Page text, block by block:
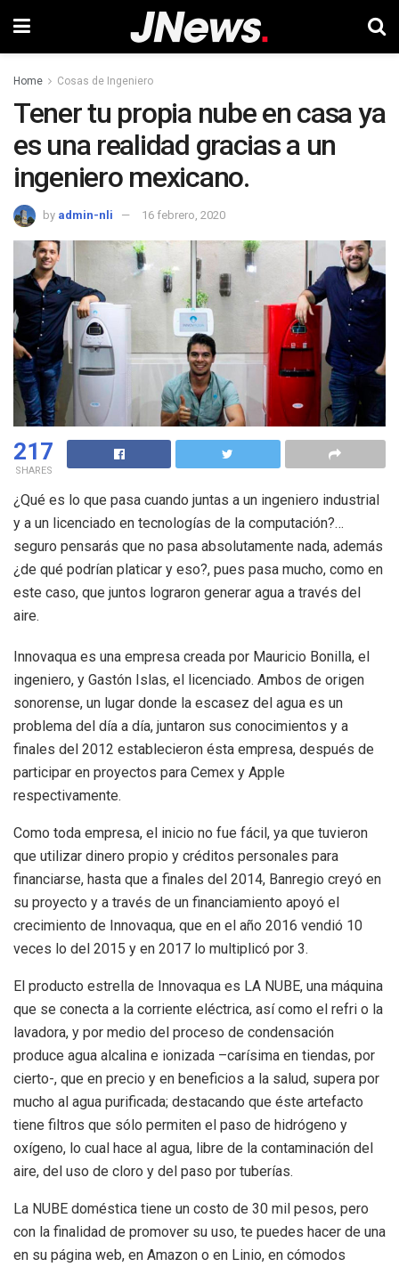
Home Cosas de Ingeniero
Tener tu propia nube en casa ya
es una realidad gracias a un
ingeniero mexicano.
by admin-nli 16 febrero, 2020
217
SHARES
¿Qué es lo que pasa cuando juntas a un ingeniero industrial
y a un licenciado en tecnologías de la computación?…
seguro pensarás que no pasa absolutamente nada, además
¿de qué podrían platicar y eso?, pues pasa mucho, como en
este caso, que juntos lograron generar agua a través del
aire.
Innovaqua es una empresa creada por Mauricio Bonilla, el
ingeniero, y Gastón Islas, el licenciado. Ambos de origen
sonorense, un lugar donde la escasez del agua es un
problema del día a día, juntaron sus conocimientos y a
finales del 2012 establecieron ésta empresa, después de
participar en proyectos para Cemex y Apple
respectivamente.
Como toda empresa, el inicio no fue fácil, ya que tuvieron
que utilizar dinero propio y créditos personales para
financiarse, hasta que a finales del 2014, Banregio creyó en
su proyecto y a través de un financiamiento apoyó el
crecimiento de Innovaqua, que en el año 2016 vendió 10
veces lo del 2015 y en 2017 lo multiplicó por 3.
El producto estrella de Innovaqua es LA NUBE, una máquina
que se conecta a la corriente eléctrica, así como el refri o la
lavadora, y por medio del proceso de condensación
produce agua alcalina e ionizada –carísima en tiendas, por
cierto-, que en precio y en beneficios a la salud, supera por
mucho al agua purificada; destacando que éste artefacto
tiene filtros que sólo permiten el paso de hidrógeno y
oxígeno, lo cual hace al agua, libre de la contaminación del
aire, del uso de cloro y del paso por tuberías.
La NUBE doméstica tiene un costo de 30 mil pesos, pero
con la finalidad de promover su uso, te puedes hacer de una
en su página web, en Amazon o en Linio, en cómodos